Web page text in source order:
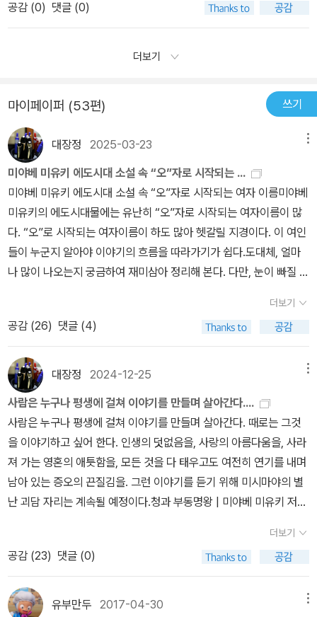
음부터 그 진행 방식이 영화로 치자면 교차 편집인 셈이다.. 1부의 순
서정도면 훌륭하다... 근데.. 2부와 3부의 그 순서는... 내 머리속의 그
영화에선 벌써 편집 순서가 바뀌어서 진행 되고 있다....초등학교 동창
리는 영화를 떠올려보니...과연 이 영화의 주인공은 누구일까..... 고민
하며 3부를 읽고 있었다...
공감 (0) 댓글 (0)
더보기
마이페이퍼 (53편) 쓰기
대장정 2025-03-23
미야베 미유키 에도시대 소설 속 “오”자로 시작되는 ...
미야베 미유키 에도시대 소설 속 “오”자로 시작되는 여자 이름미야베
미유키의 에도시대물에는 유난히 “오”자로 시작되는 여자이름이 많
다. “오”로 시작되는 여자이름이 하도 많아 헷갈릴 지경이다. 이 여인
들이 누군지 알아야 이야기의 흐름을 따라가기가 쉽다.도대체, 얼마
나 많이 나오는지 궁금하여 재미삼아 정리해 본다. 다만, 눈이 빠질 것
8명3. 청과부동명왕 17명시간될 때 나머지도 정리할 것이다.미야베
미유키의 책을 다 모아봤다. 많다.24권 읽었네.1.청과부동명왕: 17명
- 오만, 오나쓰, 오세이, 오치카, 오카쓰, 오타미, 오시마, 오무라, 오토
미, 오사요, 오미치, 오빈, 오쓰기, 오쿠니, 오미야, 오스가, 오시즈2.
메롱: 16명 - 오사키, 오린, 오유미, 오쓰타, 오리쓰, 오엔, 오우메, 오
미쓰, 오하쓰, 오슈, 오리쿠, 오시즈, 오마쓰, 오타카, 오유, 오킨3.면
영귀(미야베 미유키 특별 단편): 3명 - 오타미, 오카쓰 , 오아키, (오자
로 시작하지 않는 여자: 미쓰하)4.흔들리는 바위: 14명 - 오유, 오쿠
마, 오하쓰, 오마쓰, 오미요, 오요시, 오나쓰, 오치카, 오콘, 오센, 오토
메, 오이시, 오보시, 오카루, (오카와, 오나기가와: 강이름, 오카노 소
타로: 도신 남자, 가오요: 중간에, 오노 주메이: 남자, 오카노: 남자, 오
오쓰타, 오후지, 오토쿠, 오쿠메, 오로쿠, 오미치, 오유키, 오미네, 오
여류시인), 오토요, (오오지마: 다리, 지명, 오나기: 운하)6.하루살이
(하): 13명 - 오케이, 오로쿠, 오토요, 오후지, 오미치, 오유키, 오토쿠,
더보기
공감 (26) 댓글 (4)
대장정 2024-12-25
사람은 누구나 평생에 걸쳐 이야기를 만들며 살아간다....
사람은 누구나 평생에 걸쳐 이야기를 만들며 살아간다. 때로는 그것
을 이야기하고 싶어 한다. 인생의 덧없음을, 사랑의 아름다움을, 사라
져 가는 영혼의 애틋함을, 모든 것을 다 태우고도 여전히 연기를 내며
남아 있는 증오의 끈질김을. 그런 이야기를 듣기 위해 미시마야의 별
난 괴담 자리는 계속될 예정이다.청과 부동명왕 | 미야베 미유키 저
더보기
공감 (23) 댓글 (0)
유부만두 2017-04-30